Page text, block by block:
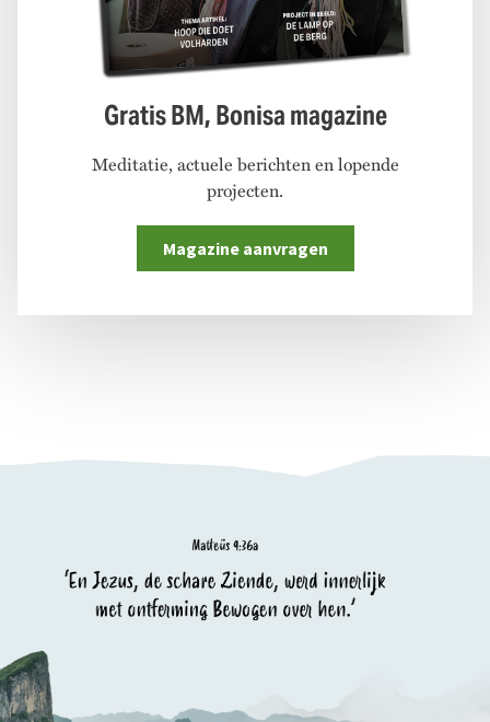
Gratis BM, Bonisa magazine
Meditatie, actuele berichten en lopende
projecten.
Magazine aanvragen